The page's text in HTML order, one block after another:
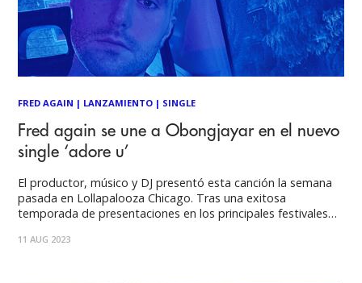
FRED AGAIN | LANZAMIENTO | SINGLE
Fred again se une a Obongjayar en el nuevo
single ‘adore u’
El productor, músico y DJ presentó esta canción la semana
pasada en Lollapalooza Chicago. Tras una exitosa
temporada de presentaciones en los principales festivales
Lollapalooza Chicago, entre otros, Fred again se unió a
11 AUG 2023